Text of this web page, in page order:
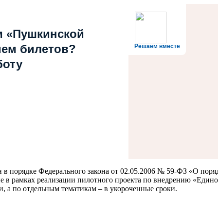
Решаем вместе
«Пушкинской
билетов?
порядке Федерального закона от 02.05.2006 № 59-ФЗ «О
в рамках реализации пилотного проекта по внедрению
а по отдельным тематикам – в укороченные сроки.